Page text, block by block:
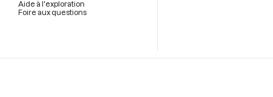
Aide à l'exploration
Foire aux questions